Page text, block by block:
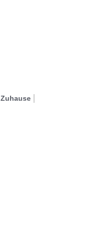
Zuhause